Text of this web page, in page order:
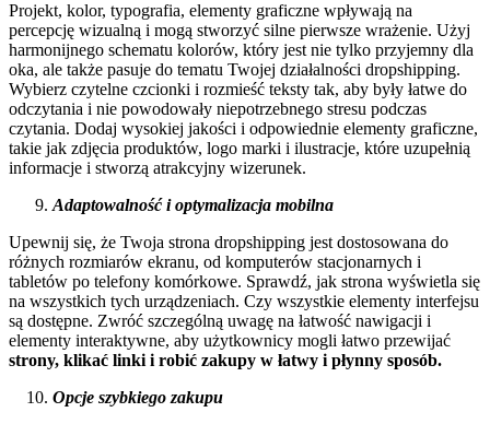
Projekt, kolor, typografia, elementy graficzne wpływają na
percepcję wizualną i mogą stworzyć silne pierwsze wrażenie. Użyj
harmonijnego schematu kolorów, który jest nie tylko przyjemny dla
oka, ale także pasuje do tematu Twojej działalności dropshipping.
Wybierz czytelne czcionki i rozmieść teksty tak, aby były łatwe do
odczytania i nie powodowały niepotrzebnego stresu podczas
czytania. Dodaj wysokiej jakości i odpowiednie elementy graficzne,
takie jak zdjęcia produktów, logo marki i ilustracje, które uzupełnią
informacje i stworzą atrakcyjny wizerunek.
Adaptowalność i optymalizacja mobilna
Upewnij się, że Twoja strona dropshipping jest dostosowana do
różnych rozmiarów ekranu, od komputerów stacjonarnych i
tabletów po telefony komórkowe. Sprawdź, jak strona wyświetla się
na wszystkich tych urządzeniach. Czy wszystkie elementy interfejsu
są dostępne. Zwróć szczególną uwagę na łatwość nawigacji i
elementy interaktywne, aby użytkownicy mogli łatwo przewijać
strony, klikać linki i robić zakupy w łatwy i płynny sposób.
Opcje szybkiego zakupu